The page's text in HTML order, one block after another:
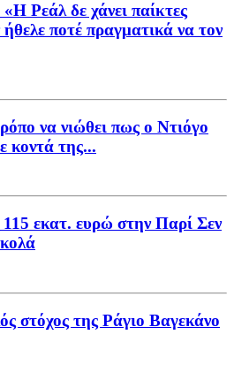
Ρεάλ δε χάνει παίκτες
ήθελε ποτέ πραγματικά να τον
να νιώθει πως ο Ντιόγο
κοντά της...
εκατ. ευρώ στην Παρί Σεν
στόχος της Ράγιο Βαγεκάνο